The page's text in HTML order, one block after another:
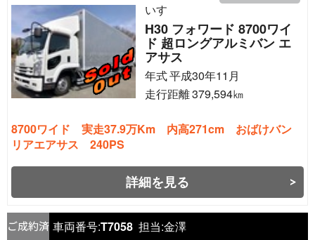
いすゞ
H30 フォワード 8700ワイ
ド 超ロングアルミバン エ
アサス
年式平成30年11月
走行距離379,594㎞
8700ワイド 実走37.9万Km 内高271cm おばけバン
リアエアサス 240PS
詳細を見る
車両番号:T7058 担当:金澤